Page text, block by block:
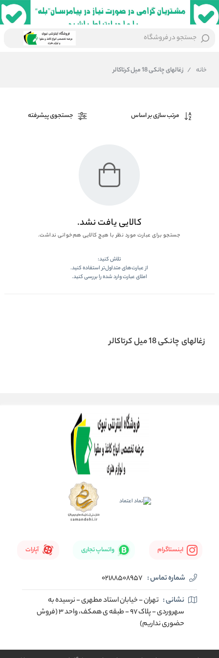
جستجو در فروشگاه
خانه / زغالهای چانکی 18 میل کرتاکالر
مرتب سازی بر اساس جستجوی پیشرفته
کالایی یافت نشد.
جستجو برای عبارت مورد نظر با هیچ کالایی هم‌خوانی نداشت.
تلاش کنید:
از عبارت‌های متداول‌تر استفاده کنید.
املای عبارت وارد شده را بررسی کنید.
زغالهای چانکی 18 میل کرتاکالر
اینستاگرام واتساپ تجاری آپارات
شماره تماس : 02188508957
نشانی : تهران - خیابان استاد مطهری - نرسیده به
سهروردی - پلاک 97 - طبقه ی همکف، واحد 3 (فروش
حضوری نداریم)